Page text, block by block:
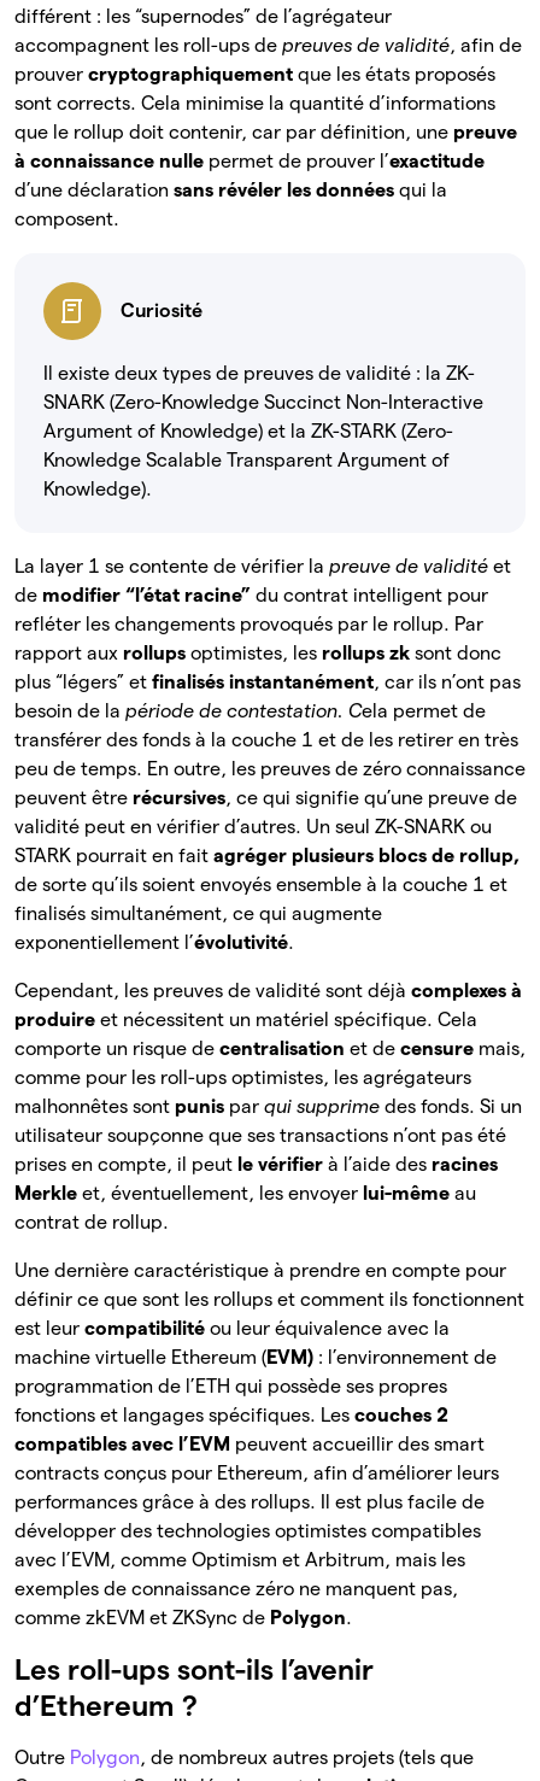
différent : les “supernodes” de l’agrégateur
accompagnent les roll-ups de preuves de validité, afin de
prouver cryptographiquement que les états proposés
sont corrects. Cela minimise la quantité d’informations
que le rollup doit contenir, car par définition, une preuve
à connaissance nulle permet de prouver l’exactitude
d’une déclaration sans révéler les données qui la
composent.
Curiosité
Il existe deux types de preuves de validité : la ZK-
SNARK (Zero-Knowledge Succinct Non-Interactive
Argument of Knowledge) et la ZK-STARK (Zero-
Knowledge Scalable Transparent Argument of
Knowledge).
La layer 1 se contente de vérifier la preuve de validité et
de modifier “l’état racine” du contrat intelligent pour
refléter les changements provoqués par le rollup. Par
rapport aux rollups optimistes, les rollups zk sont donc
plus “légers” et finalisés instantanément, car ils n’ont pas
besoin de la période de contestation. Cela permet de
transférer des fonds à la couche 1 et de les retirer en très
peu de temps. En outre, les preuves de zéro connaissance
peuvent être récursives, ce qui signifie qu’une preuve de
validité peut en vérifier d’autres. Un seul ZK-SNARK ou
STARK pourrait en fait agréger plusieurs blocs de rollup,
de sorte qu’ils soient envoyés ensemble à la couche 1 et
finalisés simultanément, ce qui augmente
exponentiellement l’évolutivité.
Cependant, les preuves de validité sont déjà complexes à
produire et nécessitent un matériel spécifique. Cela
comporte un risque de centralisation et de censure mais,
comme pour les roll-ups optimistes, les agrégateurs
malhonnêtes sont punis par qui supprime des fonds. Si un
utilisateur soupçonne que ses transactions n’ont pas été
prises en compte, il peut le vérifier à l’aide des racines
Merkle et, éventuellement, les envoyer lui-même au
contrat de rollup.
Une dernière caractéristique à prendre en compte pour
définir ce que sont les rollups et comment ils fonctionnent
est leur compatibilité ou leur équivalence avec la
machine virtuelle Ethereum (EVM) : l’environnement de
programmation de l’ETH qui possède ses propres
fonctions et langages spécifiques. Les couches 2
compatibles avec l’EVM peuvent accueillir des smart
contracts conçus pour Ethereum, afin d’améliorer leurs
performances grâce à des rollups. Il est plus facile de
développer des technologies optimistes compatibles
avec l’EVM, comme Optimism et Arbitrum, mais les
exemples de connaissance zéro ne manquent pas,
comme zkEVM et ZKSync de Polygon.
Les roll-ups sont-ils l’avenir
d’Ethereum ?
Outre Polygon, de nombreux autres projets (tels que